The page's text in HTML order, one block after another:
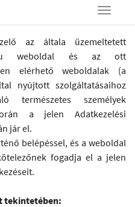
Toggle
az általa üzemeltetett
weboldal és az ott
elérhető weboldalak (a
nyújtott szolgáltatásaihoz
természetes személyek
a jelen Adatkezelési
jár el.
belépéssel, és a weboldal
fogadja el a jelen
tekintetében: